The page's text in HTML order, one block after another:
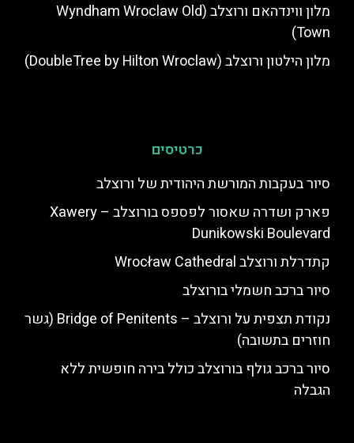
מלון ווינדהאם ורוצלב (Wyndham Wroclaw Old
Town)
מלון הילטון ורוצלב (DoubleTree by Hilton Wroclaw)
כרטיסים
סיור בעקבות המורשת היהודית של ורוצלב
פארק ושדרה שאסור לפספס בורוצלב – Xawery
Dunikowski Boulevard
סיור ברכב חשמלי בורוצלב
נקודת תצפית על ורוצלב – Bridge of Penitents (גשר
חוזרים בתשובה)
סיור ברכב גולף בורוצלב כולל בירה חופשית ללא
הגבלה